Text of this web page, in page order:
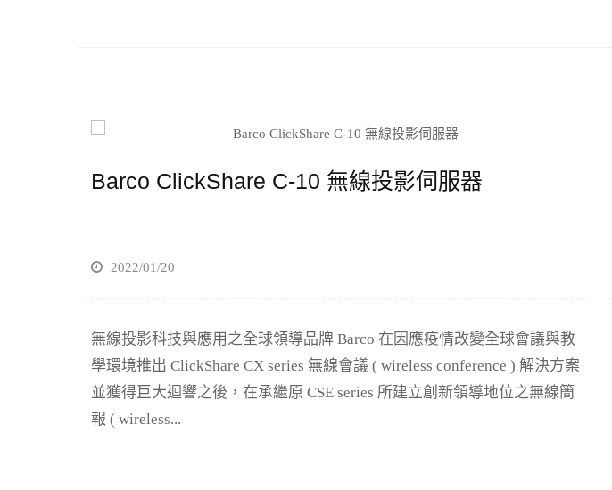
Barco ClickShare C-10 無線投影伺服器
2022/01/20
無線投影科技與應用之全球領導品牌 Barco 在因應疫情改變全球會議與教
學環境推出 ClickShare CX series 無線會議 ( wireless conference ) 解決方案
並獲得巨大迴響之後，在承繼原 CSE series 所建立創新領導地位之無線簡
報 ( wireless...